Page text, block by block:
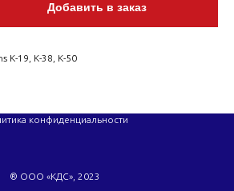
Добавить в заказ
K-19, K-38, K-50
® ООО «КДС», 2023
конфиденциальности